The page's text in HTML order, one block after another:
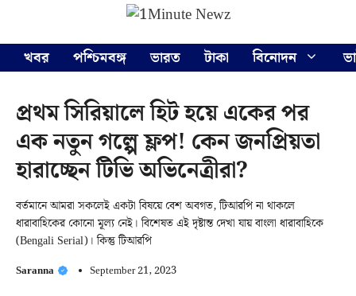
content
খবর
পশ্চিমবঙ্গ ভারত টাকা বিনোদন
প্রথম সিরিয়ালে হিট হয়ে একের পর
এক নতুন গল্পে ফ্লপ! কেন জনপ্রিয়তা
হারাচ্ছেন টিভি অভিনেত্রীরা?
বর্তমানে আমরা সকলেই একটা বিষয়ে বেশ অবগত, টিআরপি না থাকলে
ধারাবাহিকের কোনো মূল্য নেই। বিশেষত এই দৃষ্টান্ত দেখা যায় বাংলা ধারাবাহিকে
(Bengali Serial)। কিন্তু টিআরপি
Saranna September 21, 2023